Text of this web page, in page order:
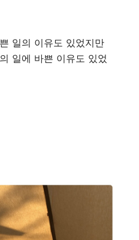
일의 이유도 있었지만
일에 바쁜 이유도 있었